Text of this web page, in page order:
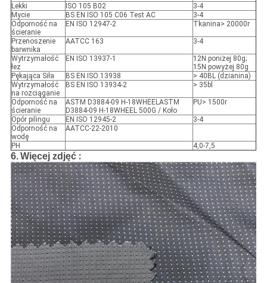
Lekki
ISO 105 B02
3-4
Mycie
BS EN ISO 105 C06 Test AC
3-4
Odporność na
ścieranie
EN ISO 12947-2 Tkanina> 20000r
Przenoszenie
barwnika
AATCC 163 3-4
Wytrzymałość
łez
EN ISO 13937-1
12N poniżej 80g;
15N powyżej 80g
Pękająca Siła
BS EN ISO 13938
> 40BL (dzianina)
Wytrzymałość
na rozciąganie
BS EN ISO 13934-2 > 35bl
Odporność na
ścieranie
ASTM D3884-09 H-18WHEELASTM
D3884-09 H-18WHEEL 500G / Koło
PU> 1500r
Opór pilingu EN ISO 12945-2
3-4
Odporność na
wodę
AATCC-22-2010
PH 4,0-7,5
6.Więcej zdjęć: